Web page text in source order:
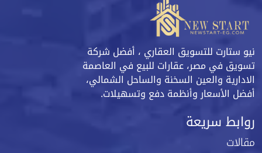
نيو ستارت للتسويق العقاري ، أفضل شركة
تسويق في مصر، عقارات للبيع في العاصمة
الادارية والعين السخنة والساحل الشمالي،
أفضل الأسعار وأنظمة دفع وتسهيلات.
روابط سريعة
مقالات